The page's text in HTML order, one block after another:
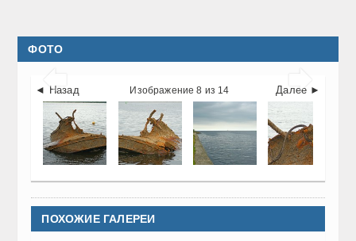
ФОТО
 
◄ Назад Далее ►
Изображение 8 из 14
ПОХОЖИЕ ГАЛЕРЕИ